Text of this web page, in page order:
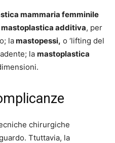
mammaria femminile
mastoplastica additiva, per
lamastopessi, o ‘lifting del
la mastoplastica
chirurgiche
Ttuttavia, la